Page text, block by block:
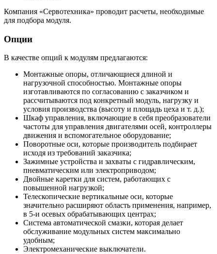
Компания «Сервотехника» проводит расчеты, необходимые
для подбора модуля.
Опции
В качестве опций к модулям предлагаются:
Монтажные опоры, отличающиеся длиной и
нагрузочной способностью. Монтажные опоры
изготавливаются по согласованию с заказчиком и
рассчитываются под конкретный модуль, нагрузку и
условия производства (высоту и площадь цеха и т. д.);
Шкаф управления, включающие в себя преобразователи
частоты для управления двигателями осей, контроллеры
движения и вспомогательное оборудование;
Поворотные оси, которые производитель подбирает
исходя из требований заказчика;
Зажимные устройства и захваты с гидравлическим,
пневматическим или электроприводом;
Двойные каретки для систем, работающих с
повышенной нагрузкой;
Телескопические вертикальные оси, которые
значительно расширяют область применения, например,
в 5-и осевых обрабатывающих центрах;
Система автоматической смазки, которая делает
обслуживание модульных систем максимально
удобным;
Электромеханические выключатели.